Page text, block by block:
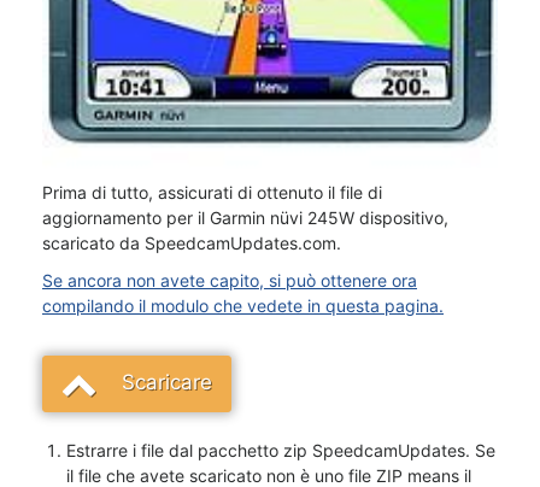
Prima di tutto, assicurati di ottenuto il file di
aggiornamento per il Garmin nüvi 245W dispositivo,
scaricato da SpeedcamUpdates.com.
Se ancora non avete capito, si può ottenere ora
compilando il modulo che vedete in questa pagina.
Scaricare
Estrarre i file dal pacchetto zip SpeedcamUpdates. Se
il file che avete scaricato non è uno file ZIP means il